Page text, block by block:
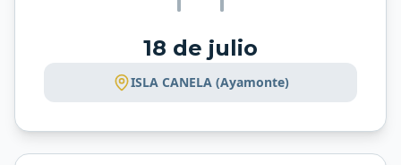
18 de julio
ISLA CANELA (Ayamonte)